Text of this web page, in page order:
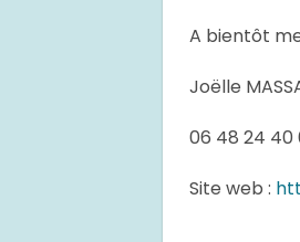
A bientôt
Joëlle
06 48 24 40
Site web :